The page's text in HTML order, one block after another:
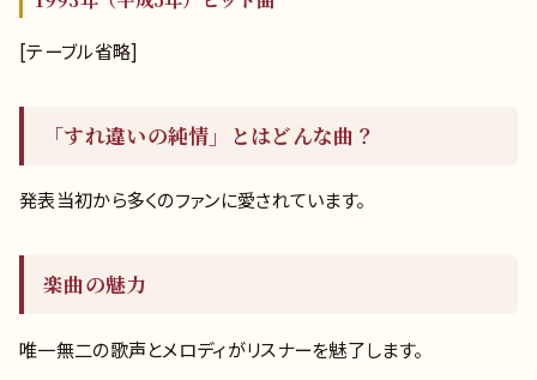
[テーブル省略]
「すれ違いの純情」とはどんな曲？
発表当初から多くのファンに愛されています。
楽曲の魅力
唯一無二の歌声とメロディがリスナーを魅了します。